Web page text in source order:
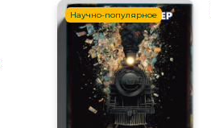
Научно-популярное